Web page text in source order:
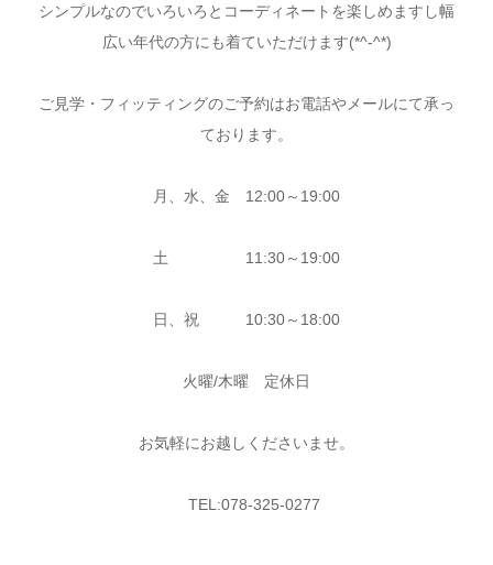
シンプルなのでいろいろとコーディネートを楽しめますし幅
広い年代の方にも着ていただけます(*^-^*)
ご見学・フィッティングのご予約はお電話やメールにて承っ
ております。
月、水、金 12:00～19:00
土 11:30～19:00
日、祝 10:30～18:00
火曜/木曜 定休日
お気軽にお越しくださいませ。
TEL:078-325-0277